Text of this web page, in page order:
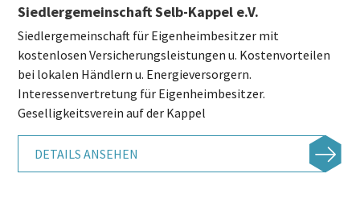
Siedlergemeinschaft Selb-Kappel e.V.
Siedlergemeinschaft für Eigenheimbesitzer mit
kostenlosen Versicherungsleistungen u. Kostenvorteilen
bei lokalen Händlern u. Energieversorgern.
Interessenvertretung für Eigenheimbesitzer.
Geselligkeitsverein auf der Kappel
DETAILS ANSEHEN